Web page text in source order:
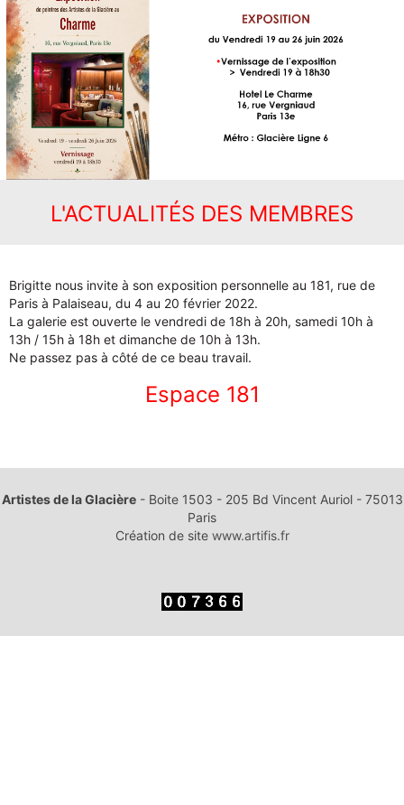
L'ACTUALITÉS DES MEMBRES
Brigitte nous invite à son exposition personnelle au 181, rue de
Paris à Palaiseau, du 4 au 20 février 2022.
La galerie est ouverte le vendredi de 18h à 20h, samedi 10h à
13h / 15h à 18h et dimanche de 10h à 13h.
Ne passez pas à côté de ce beau travail.
Espace 181
Artistes de la Glacière- Boite 1503 - 205 Bd Vincent Auriol - 75013
Paris
Création de site www.artifis.fr